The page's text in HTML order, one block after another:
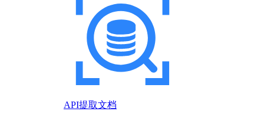
API提取文档